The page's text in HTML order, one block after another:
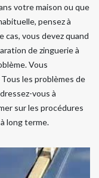
votre maison ou que
pensez à
cas, vous devez quand
de zinguerie à
Vous
les problèmes de
vous à
sur les procédures
long terme.